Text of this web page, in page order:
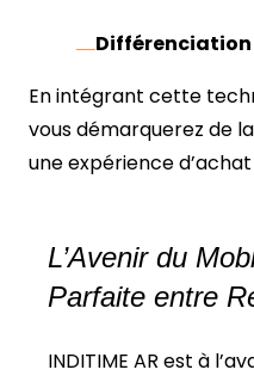
Différenciation
En intégrant cette
vous démarquerez de
une expérience
L’Avenir du
Parfaite entre
INDITIME AR est à